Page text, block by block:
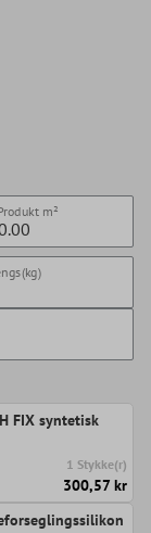
m²
FIX syntetisk
1 Stykke(r)
300,57 kr